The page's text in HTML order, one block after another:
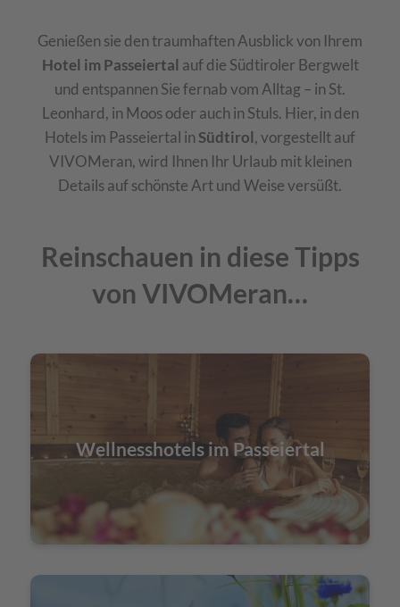
Genießen sie den traumhaften Ausblick von Ihrem
Hotel im Passeiertal auf die Südtiroler Bergwelt
und entspannen Sie fernab vom Alltag – in St.
Leonhard, in Moos oder auch in Stuls. Hier, in den
Hotels im Passeiertal inSüdtirol, vorgestellt auf
VIVOMeran, wird Ihnen Ihr Urlaub mit kleinen
Details auf schönste Art und Weise versüßt.
Reinschauen in diese Tipps
von VIVOMeran…
Wellnesshotels im Passeiertal